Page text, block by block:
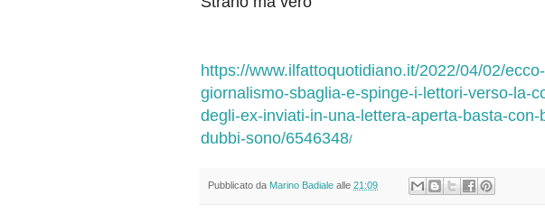
https://www.ilfattoquotidiano.it/2022/04/02/
giornalismo-sbaglia-e-spinge-i-lettori-verso-la-
degli-ex-inviati-in-una-lettera-aperta-basta-
dubbi-sono/6546348/
Pubblicato da Marino Badiale alle 21:09